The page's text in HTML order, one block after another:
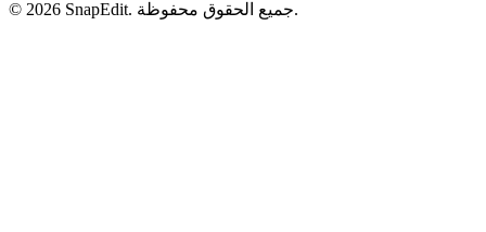
© 2026 SnapEdit. جميع الحقوق محفوظة.